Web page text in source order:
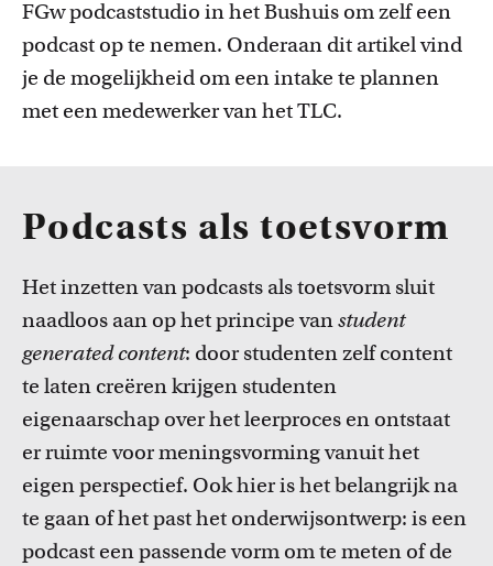
FGw podcaststudio in het Bushuis om zelf een
podcast op te nemen. Onderaan dit artikel vind
je de mogelijkheid om een intake te plannen
met een medewerker van het TLC.
Podcasts als toetsvorm
Het inzetten van podcasts als toetsvorm sluit
naadloos aan op het principe vanstudent
generated content: door studenten zelf content
te laten creëren krijgen studenten
eigenaarschap over het leerproces en ontstaat
er ruimte voor meningsvorming vanuit het
eigen perspectief. Ook hier is het belangrijk na
te gaan of het past het onderwijsontwerp: is een
podcast een passende vorm om te meten of de